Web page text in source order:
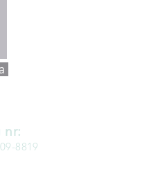
nr:
8819